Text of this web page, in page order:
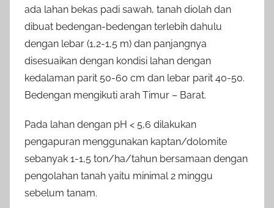
ada lahan bekas padi sawah, tanah diolah dan
dibuat bedengan-bedengan terlebih dahulu
dengan lebar (1,2-1,5 m) dan panjangnya
disesuaikan dengan kondisi lahan dengan
kedalaman parit 50-60 cm dan lebar parit 40-50.
Bedengan mengikuti arah Timur – Barat.
Pada lahan dengan pH < 5,6 dilakukan
pengapuran menggunakan kaptan/dolomite
sebanyak 1-1,5 ton/ha/tahun bersamaan dengan
pengolahan tanah yaitu minimal 2 minggu
sebelum tanam.